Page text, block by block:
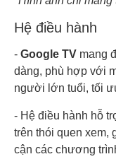
Hệ điều hành
- Google TV mang
dàng, phù hợp với
người lớn tuổi, tối
- Hệ điều hành hỗ
trên thói quen xem,
cận các chương